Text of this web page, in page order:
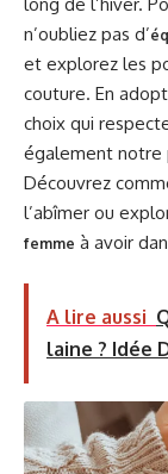
n’oubliez pas d’
et explorez les
couture. En
choix qui
également notre
Découvrez
l’abîmer ou
femme à avoir
A lire aussi
laine ? Idée